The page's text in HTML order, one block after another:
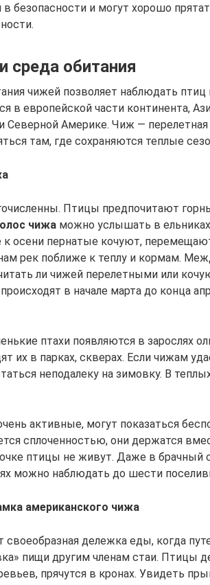
безопасности и могут хорошо
среда обитания
чижей позволяет наблюдать
в европейской части континента,
Северной Америке. Чиж — перелетная
там, где сохраняются теплые
Птицы предпочитают
чижа можно услышать в
к осени пернатые кочуют,
рек поближе к теплу и кормам.
ли чижей перелетными или
в начале марта до конца
птахи появляются в зарослях
их в парках, скверах. Если чижам
неподалеку на зимовку. В
активные, могут показаться
сплоченностью, они держатся
птицы не живут. Даже в брачный
можно наблюдать до шести
американского чижа
своеобразная дележка еды, когда
пищи другим членам стаи. Птицы
прячутся в кронах. Увидеть